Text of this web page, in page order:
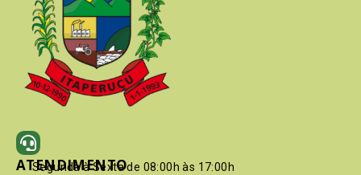
ATENDIMENTO
Segunda à Sexta de 08:00h às 17:00h